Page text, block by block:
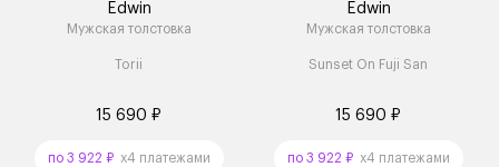
Edwin
Мужская толстовка
Torii
15 690 ₽
по 3 922 ₽x4 платежами
Edwin
Мужская толстовка
Sunset On Fuji San
15 690 ₽
по 3 922 ₽x4 платежами